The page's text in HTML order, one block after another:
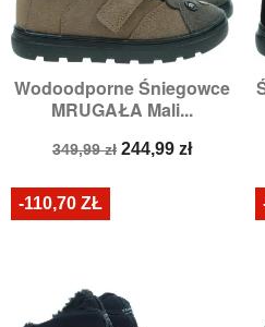
Wodoodporne Śniegowce
MRUGAŁA Mali...
Cena
349,99 zł Cena
244,99 zł
-110,70 ZŁ